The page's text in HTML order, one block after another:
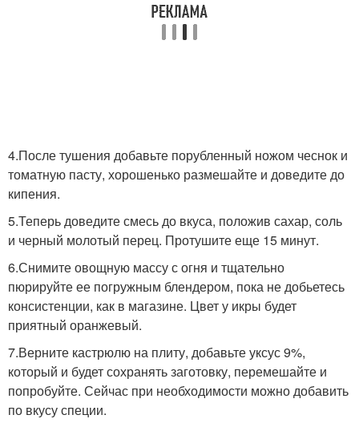
4.После тушения добавьте порубленный ножом чеснок и
томатную пасту, хорошенько размешайте и доведите до
кипения.
5.Теперь доведите смесь до вкуса, положив сахар, соль
и черный молотый перец. Протушите еще 15 минут.
6.Снимите овощную массу с огня и тщательно
пюрируйте ее погружным блендером, пока не добьетесь
консистенции, как в магазине. Цвет у икры будет
приятный оранжевый.
7.Верните кастрюлю на плиту, добавьте уксус 9%,
который и будет сохранять заготовку, перемешайте и
попробуйте. Сейчас при необходимости можно добавить
по вкусу специи.